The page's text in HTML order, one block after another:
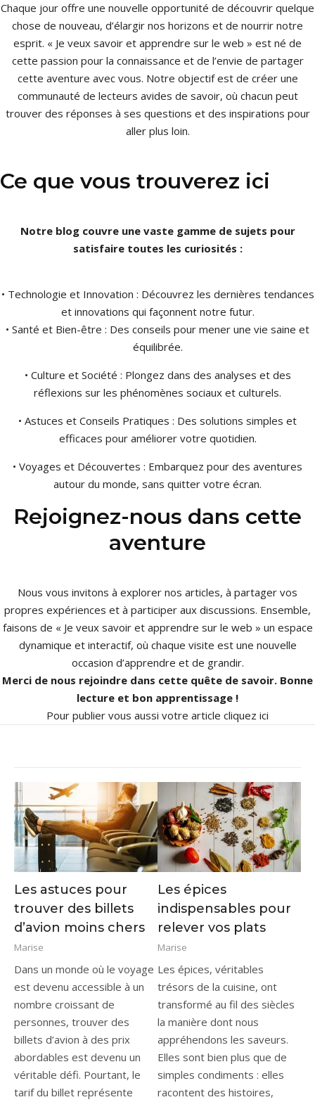
Chaque jour offre une nouvelle opportunité de découvrir quelque
chose de nouveau, d’élargir nos horizons et de nourrir notre
esprit. « Je veux savoir et apprendre sur le web » est né de
cette passion pour la connaissance et de l’envie de partager
cette aventure avec vous. Notre objectif est de créer une
communauté de lecteurs avides de savoir, où chacun peut
trouver des réponses à ses questions et des inspirations pour
aller plus loin.
Ce que vous trouverez ici
Notre blog couvre une vaste gamme de sujets pour
satisfaire toutes les curiosités :
• Technologie et Innovation : Découvrez les dernières tendances
et innovations qui façonnent notre futur.
• Santé et Bien-être : Des conseils pour mener une vie saine et
équilibrée.
• Culture et Société : Plongez dans des analyses et des
réflexions sur les phénomènes sociaux et culturels.
• Astuces et Conseils Pratiques : Des solutions simples et
efficaces pour améliorer votre quotidien.
• Voyages et Découvertes : Embarquez pour des aventures
autour du monde, sans quitter votre écran.
Rejoignez-nous dans cette
aventure
Nous vous invitons à explorer nos articles, à partager vos
propres expériences et à participer aux discussions. Ensemble,
faisons de « Je veux savoir et apprendre sur le web » un espace
dynamique et interactif, où chaque visite est une nouvelle
occasion d’apprendre et de grandir.
Merci de nous rejoindre dans cette quête de savoir. Bonne
lecture et bon apprentissage !
Pour publier vous aussi votre article cliquez ici
Les astuces pour
trouver des billets
d’avion moins chers
Marise
Dans un monde où le voyage
est devenu accessible à un
nombre croissant de
personnes, trouver des
billets d’avion à des prix
abordables est devenu un
véritable défi. Pourtant, le
tarif du billet représente
Les épices
indispensables pour
relever vos plats
Marise
Les épices, véritables
trésors de la cuisine, ont
transformé au fil des siècles
la manière dont nous
appréhendons les saveurs.
Elles sont bien plus que de
simples condiments : elles
racontent des histoires,